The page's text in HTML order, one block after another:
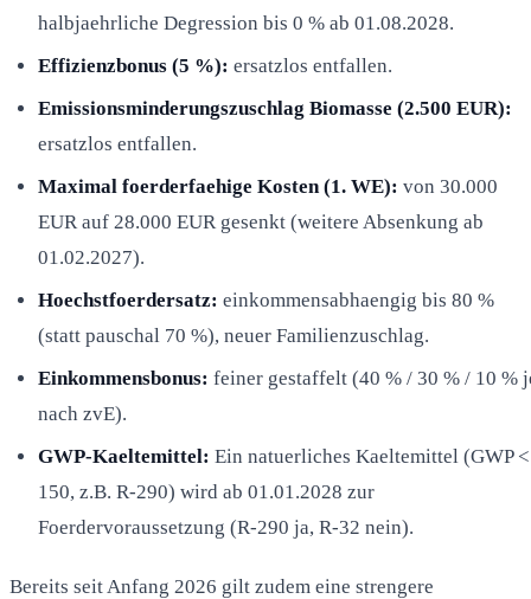
halbjaehrliche Degression bis 0 % ab 01.08.2028.
Effizienzbonus (5 %): ersatzlos entfallen.
Emissionsminderungszuschlag Biomasse (2.500 EUR):
ersatzlos entfallen.
Maximal foerderfaehige Kosten (1. WE): von 30.000
EUR auf 28.000 EUR gesenkt (weitere Absenkung ab
01.02.2027).
Hoechstfoerdersatz: einkommensabhaengig bis 80 %
(statt pauschal 70 %), neuer Familienzuschlag.
Einkommensbonus: feiner gestaffelt (40 % / 30 % / 10 %
nach zvE).
GWP-Kaeltemittel: Ein natuerliches Kaeltemittel (GWP <
150, z.B. R-290) wird ab 01.01.2028 zur
Foerdervoraussetzung (R-290 ja, R-32 nein).
Bereits seit Anfang 2026 gilt zudem eine strengere